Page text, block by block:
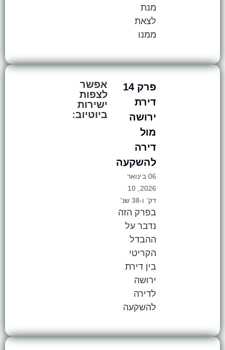
מנת
לצאת
ממנו
פרק 14
דירת
ירושה
מול
דירה
להשקעה
06 בינואר
2026, 10
דק' ו-38 שנ'
בפרק הזה
נדבר על
ההבדל
הקריטי
בין דירת
ירושה
לדירה
להשקעה
אפשר
לצפות
ישירות
ביוטיוב: